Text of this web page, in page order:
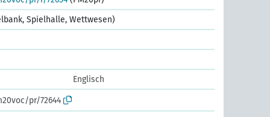
Spielhalle, Wettwesen)
Englisch
pr/72644